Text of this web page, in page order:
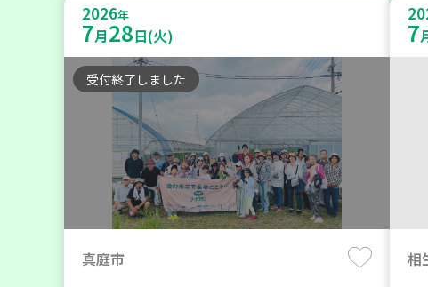
2026年
7月28日(火)
受付終了しました
真庭市
7
相